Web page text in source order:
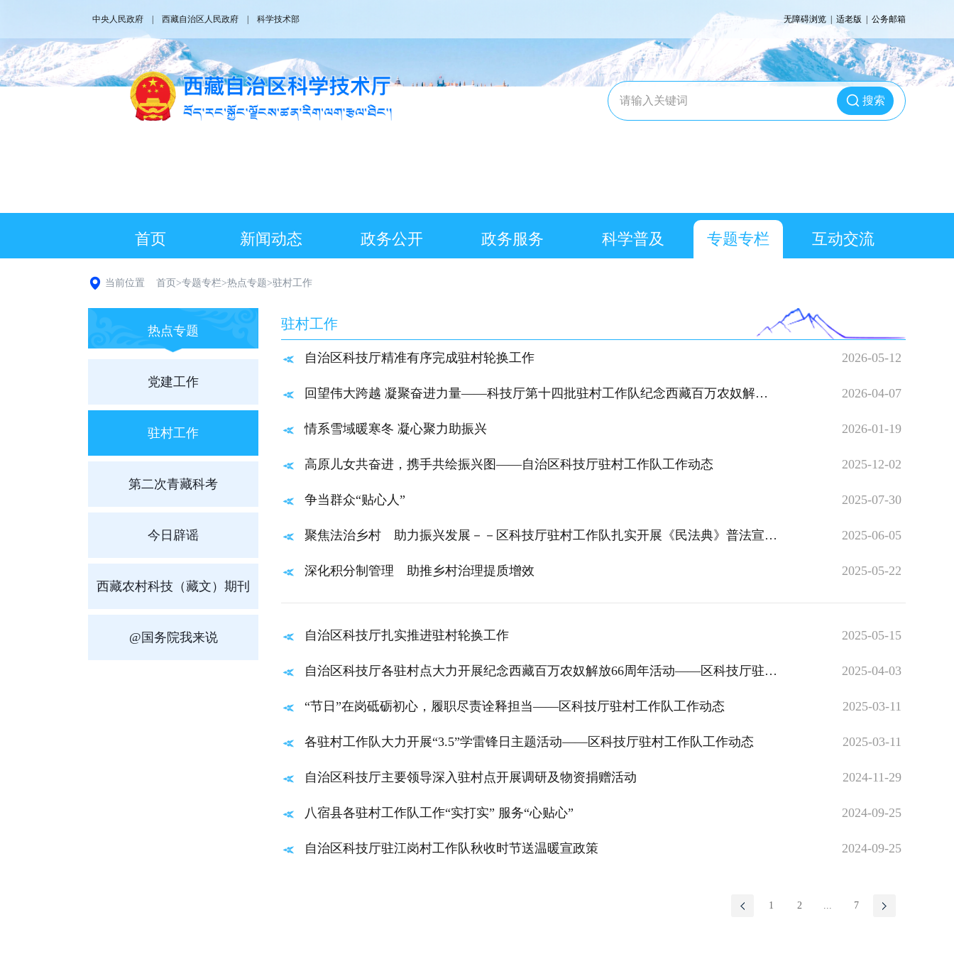
中央人民政府 西藏自治区人民政府 科学技术部 无障碍浏览 适老版 公务邮箱
搜索
首页 新闻动态 政务公开 政务服务 科学普及 专题专栏 互动交流
当前位置 首页 >专题专栏>热点专题>驻村工作
热点专题
党建工作
驻村工作
第二次青藏科考
今日辟谣
西藏农村科技（藏文）期刊
@国务院我来说
驻村工作
自治区科技厅精准有序完成驻村轮换工作 2026-05-12
回望伟大跨越 凝聚奋进力量——科技厅第十四批驻村工作队纪念西藏百万农奴解放67周年活动纪实 2026-04-07
情系雪域暖寒冬 凝心聚力助振兴 2026-01-19
高原儿女共奋进，携手共绘振兴图——自治区科技厅驻村工作队工作动态 2025-12-02
争当群众“贴心人” 2025-07-30
聚焦法治乡村 助力振兴发展－－区科技厅驻村工作队扎实开展《民法典》普法宣传活动 2025-06-05
深化积分制管理 助推乡村治理提质增效 2025-05-22
自治区科技厅扎实推进驻村轮换工作 2025-05-15
自治区科技厅各驻村点大力开展纪念西藏百万农奴解放66周年活动——区科技厅驻村工作队工作动态 2025-04-03
“节日”在岗砥砺初心，履职尽责诠释担当——区科技厅驻村工作队工作动态 2025-03-11
各驻村工作队大力开展“3.5”学雷锋日主题活动——区科技厅驻村工作队工作动态 2025-03-11
自治区科技厅主要领导深入驻村点开展调研及物资捐赠活动 2024-11-29
八宿县各驻村工作队工作“实打实” 服务“心贴心” 2024-09-25
自治区科技厅驻江岗村工作队秋收时节送温暖宣政策 2024-09-25
1 2 ... 7